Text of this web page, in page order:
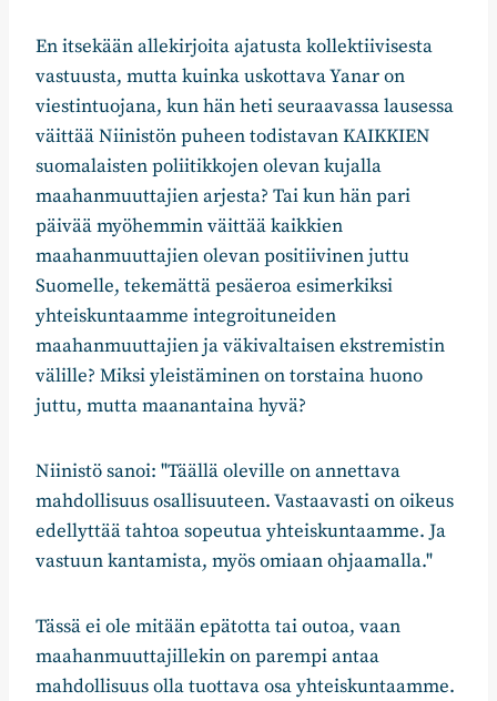
En itsekään allekirjoita ajatusta kollektiivisesta
vastuusta, mutta kuinka uskottava Yanar on
viestintuojana, kun hän heti seuraavassa lausessa
väittää Niinistön puheen todistavan KAIKKIEN
suomalaisten poliitikkojen olevan kujalla
maahanmuuttajien arjesta? Tai kun hän pari
päivää myöhemmin väittää kaikkien
maahanmuuttajien olevan positiivinen juttu
Suomelle, tekemättä pesäeroa esimerkiksi
yhteiskuntaamme integroituneiden
maahanmuuttajien ja väkivaltaisen ekstremistin
välille? Miksi yleistäminen on torstaina huono
juttu, mutta maanantaina hyvä?
Niinistö sanoi: "Täällä oleville on annettava
mahdollisuus osallisuuteen. Vastaavasti on oikeus
edellyttää tahtoa sopeutua yhteiskuntaamme. Ja
vastuun kantamista, myös omiaan ohjaamalla."
Tässä ei ole mitään epätotta tai outoa, vaan
maahanmuuttajillekin on parempi antaa
mahdollisuus olla tuottava osa yhteiskuntaamme.